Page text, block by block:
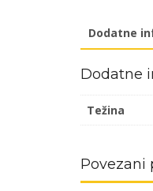
Dodatne
Dodatne
Težina
Povezani